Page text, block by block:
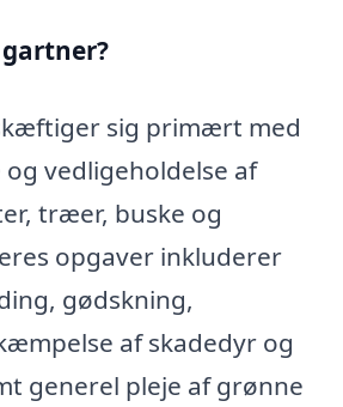
sig primært med
vedligeholdelse af
træer, buske og
opgaver inkluderer
gødskning,
af skadedyr og
generel pleje af grønne